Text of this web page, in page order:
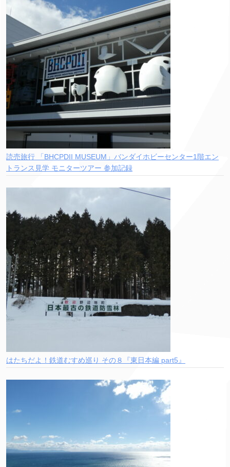
読売旅行 「BHCPDII MUSEUM」バンダイホビーセンター1階エン
トランス見学 モニターツアー 参加記録
はたちだよ！鉄道むすめ巡り その８『東日本編 part5』